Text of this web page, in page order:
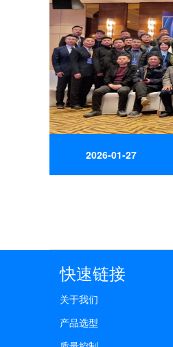
2026-01-27
快速链接
关于我们
产品选型